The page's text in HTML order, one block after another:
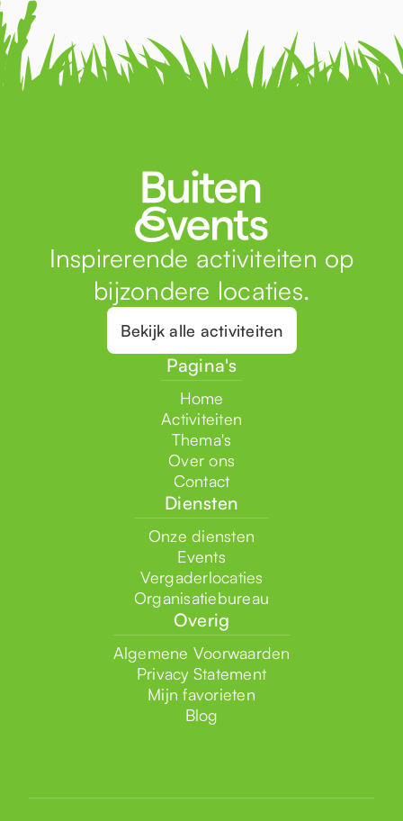
Inspirerende activiteiten op
bijzondere locaties.
Bekijk alle activiteiten
Pagina's
Home
Activiteiten
Thema's
Over ons
Contact
Diensten
Onze diensten
Events
Vergaderlocaties
Organisatiebureau
Overig
Algemene Voorwaarden
Privacy Statement
Mijn favorieten
Blog